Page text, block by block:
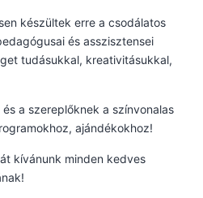
készültek erre a csodálatos
és asszisztensei
tudásukkal, kreativitásukkal,
a szereplőknek a színvonalas
ajándékokhoz!
kívánunk minden kedves